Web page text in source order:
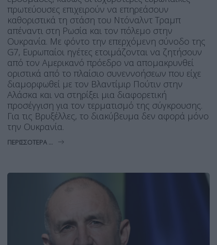
πρωτεύουσες επιχειρούν να επηρεάσουν
καθοριστικά τη στάση του Ντόναλντ Τραμπ
απέναντι στη Ρωσία και τον πόλεμο στην
Ουκρανία. Με φόντο την επερχόμενη σύνοδο της
G7, Ευρωπαίοι ηγέτες ετοιμάζονται να ζητήσουν
από τον Αμερικανό πρόεδρο να απομακρυνθεί
οριστικά από το πλαίσιο συνεννοήσεων που είχε
διαμορφωθεί με τον Βλαντίμιρ Πούτιν στην
Αλάσκα και να στηρίξει μια διαφορετική
προσέγγιση για τον τερματισμό της σύγκρουσης.
Για τις Βρυξέλλες, το διακύβευμα δεν αφορά μόνο
την Ουκρανία.
ΠΕΡΙΣΣΌΤΕΡΑ ...